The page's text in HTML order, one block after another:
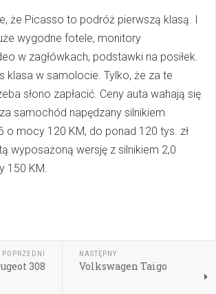
że Picasso to podróż pierwszą klasą. I
wygodne fotele, monitory
w zagłówkach, podstawki na posiłek.
klasa w samolocie. Tylko, że za te
słono zapłacić. Ceny auta wahają się
samochód napędzany silnikiem
o mocy 120 KM, do ponad 120 tys. zł
wyposażoną wersję z silnikiem 2,0
150 KM.
POPRZEDNI
308
NASTĘPNY
Volkswagen Taigo